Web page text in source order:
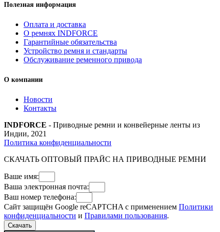
Полезная информация
Оплата и доставка
О ремнях INDFORCE
Гарантийные обязательства
Устройство ремня и стандарты
Обслуживание ременного привода
О компании
Новости
Контакты
INDFORCE - Приводные ремни и конвейерные ленты из
Индии, 2021
Политика конфиденциальности
СКАЧАТЬ ОПТОВЫЙ ПРАЙС НА ПРИВОДНЫЕ РЕМНИ
Ваше имя:
Ваша электронная почта:
Ваш номер телефона:
Сайт защищён Google reCAPTCHA с применением Политики
конфиденциальности и Правилами пользования.
Скачать